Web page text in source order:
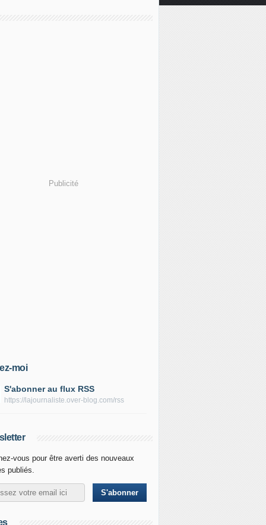
Publicité
moi
S'abonner au flux RSS
https://lajournaliste.over-blog.com/rss
vous pour être averti des nouveaux
publiés.